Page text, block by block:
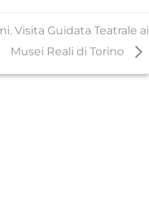
Visita Guidata Teatrale ai
Musei Reali di Torino